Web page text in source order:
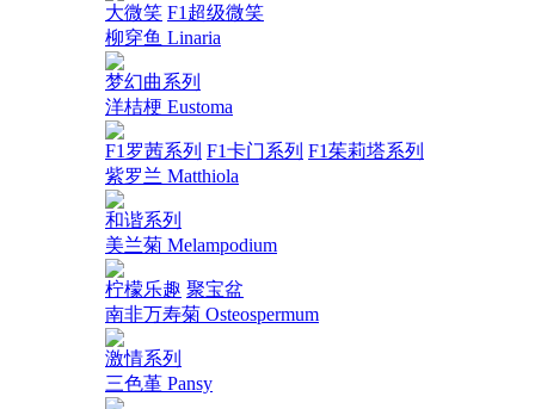
大微笑 F1超级微笑
柳穿鱼 Linaria
梦幻曲系列
洋桔梗 Eustoma
F1罗茜系列 F1卡门系列 F1茱莉塔系列
紫罗兰 Matthiola
和谐系列
美兰菊 Melampodium
柠檬乐趣 聚宝盆
南非万寿菊 Osteospermum
激情系列
三色堇 Pansy